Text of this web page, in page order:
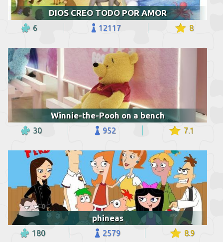
DIOS CREO TODO POR AMOR
6 12117 8
Winnie-the-Pooh on a bench
30 952 7.1
phineas
180 2579 8.9